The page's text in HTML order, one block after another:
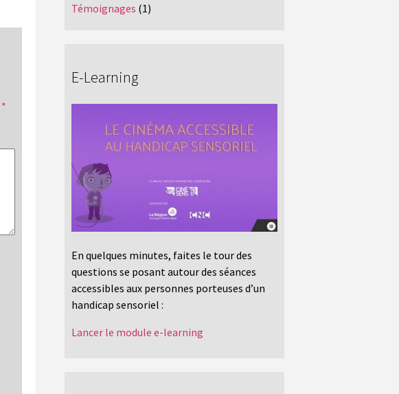
*
Témoignages (1)
E-Learning
En quelques minutes, faites le tour des
questions se posant autour des séances
accessibles aux personnes porteuses d’un
handicap sensoriel :
Lancer le module e-learning